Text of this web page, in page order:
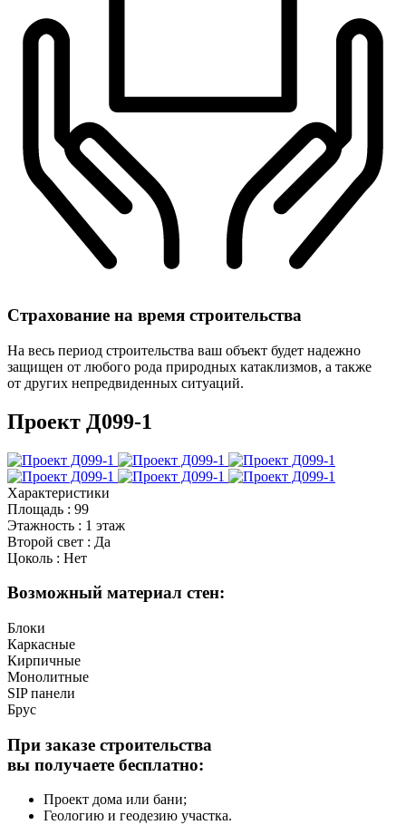
Страхование на время строительства
На весь период строительства ваш объект будет надежно
защищен от любого рода природных катаклизмов, а также
от других непредвиденных ситуаций.
Проект Д099-1
Характеристики
Площадь : 99
Этажность : 1 этаж
Второй свет : Да
Цоколь : Нет
Возможный материал стен:
Блоки
Каркасные
Кирпичные
Монолитные
SIP панели
Брус
При заказе строительства
вы получаете бесплатно:
Проект дома или бани;
Геологию и геодезию участка.